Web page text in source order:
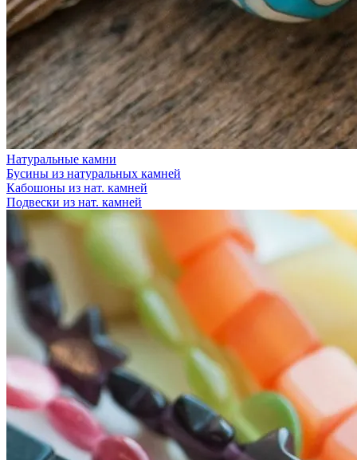
Натуральные камни
Бусины из натуральных камней
Кабошоны из нат. камней
Подвески из нат. камней